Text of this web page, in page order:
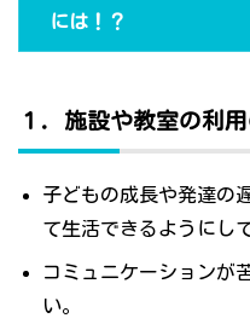
には！？
１．施設や教室の利
子どもの成長や発達の
て生活できるようにし
コミュニケーションが
い。